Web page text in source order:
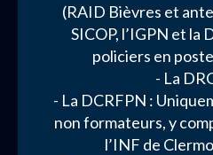
(RAID Bièvres et
SICOP, l’IGPN et la
policiers en
- La
- La DCRFPN :
non formateurs, y
l’INF de